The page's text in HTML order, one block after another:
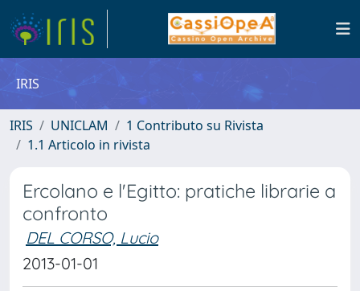
IRIS
IRIS UNICLAM
1 Contributo su Rivista
1.1 Articolo in rivista
Ercolano e l'Egitto: pratiche librarie a
confronto
DEL CORSO, Lucio
2013-01-01